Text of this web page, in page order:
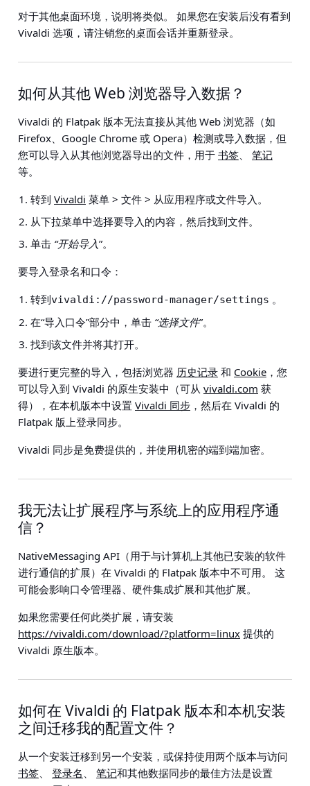
对于其他桌面环境，说明将类似。 如果您在安装后没有看到
Vivaldi 选项，请注销您的桌面会话并重新登录。
如何从其他 Web 浏览器导入数据？
Vivaldi 的 Flatpak 版本无法直接从其他 Web 浏览器（如
Firefox、Google Chrome 或 Opera）检测或导入数据，但
您可以导入从其他浏览器导出的文件，用于 书签、 笔记
等。
转到 Vivaldi 菜单 > 文件 > 从应用程序或文件导入。
从下拉菜单中选择要导入的内容，然后找到文件。
单击 “开始导入”。
要导入登录名和口令：
转到vivaldi://password-manager/settings 。
在“导入口令”部分中，单击 “选择文件”。
找到该文件并将其打开。
要进行更完整的导入，包括浏览器 历史记录 和 Cookie ，您
可以导入到 Vivaldi 的原生安装中（可从 vivaldi.com 获
得），在本机版本中设置 Vivaldi 同步 ，然后在 Vivaldi 的
Flatpak 版上登录同步。
Vivaldi 同步是免费提供的，并使用机密的端到端加密。
我无法让扩展程序与系统上的应用程序通
信？
NativeMessaging API（用于与计算机上其他已安装的软件
进行通信的扩展）在 Vivaldi 的 Flatpak 版本中不可用。 这
可能会影响口令管理器、硬件集成扩展和其他扩展。
如果您需要任何此类扩展，请安装
https://vivaldi.com/download/?platform=linux 提供的
Vivaldi 原生版本。
如何在 Vivaldi 的 Flatpak 版本和本机安装
之间迁移我的配置文件？
从一个安装迁移到另一个安装，或保持使用两个版本与访问
书签、 登录名 、 笔记和其他数据同步的最佳方法是设置